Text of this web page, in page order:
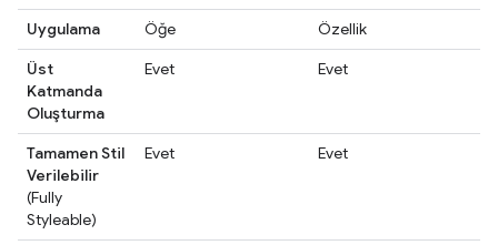
Uygulama Öğe
Özellik
Üst
Katmanda
Oluşturma
Evet Evet
Tamamen Stil
Verilebilir
(Fully
Styleable)
Evet Evet